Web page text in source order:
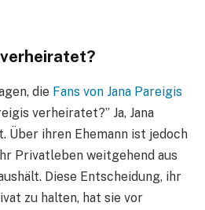
die Fans von Jana Pareigis
verheiratet?” Ja, Jana
Über ihren Ehemann ist jedoch
Privatleben weitgehend aus
Diese Entscheidung, ihr
zu halten, hat sie vor